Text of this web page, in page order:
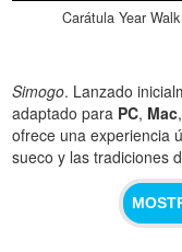
Carátula Year Walk
Simogo. Lanzado
adaptado para PC, Mac
ofrece una experiencia
sueco y las tradiciones